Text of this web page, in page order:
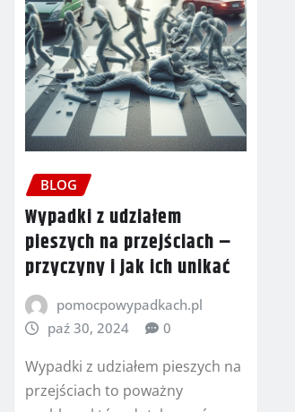
BLOG
Wypadki z udziałem
pieszych na przejściach –
przyczyny i jak ich unikać
pomocpowypadkach.pl
paź 30, 2024
0
Wypadki z udziałem pieszych na
przejściach to poważny